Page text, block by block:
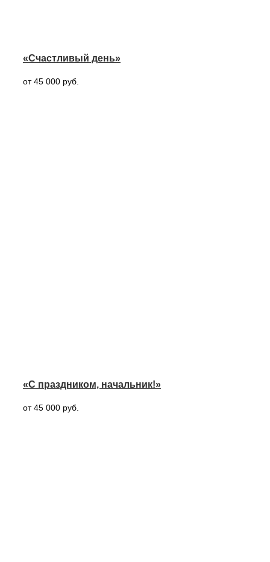
«Счастливый день»
от 45 000 руб.
«С праздником, начальник!»
от 45 000 руб.